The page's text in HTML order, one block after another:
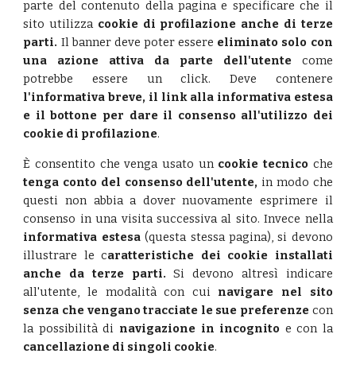
parte del contenuto della pagina e specificare che il
sito utilizza cookie di profilazione anche di terze
parti. Il banner deve poter essere eliminato solo con
una azione attiva da parte dell'utente come
potrebbe essere un click. Deve contenere
l'informativa breve, il link alla informativa estesa
e il bottone per dare il consenso all'utilizzo dei
cookie di profilazione.
È consentito che venga usato un cookie tecnico che
tenga conto del consenso dell'utente, in modo che
questi non abbia a dover nuovamente esprimere il
consenso in una visita successiva al sito. Invece nella
informativa estesa(questa stessa pagina), si devono
illustrare le caratteristiche dei cookie installati
anche da terze parti. Si devono altresì indicare
all'utente, le modalità con cui navigare nel sito
senza che vengano tracciate le sue preferenze con
la possibilità di navigazione in incognito e con la
cancellazione di singoli cookie.